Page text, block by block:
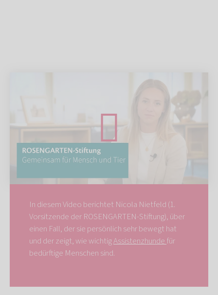
In diesem Video berichtet Nicola Nietfeld (1.
Vorsitzende der ROSENGARTEN-Stiftung), über
einen Fall, der sie persönlich sehr bewegt hat
und der zeigt, wie wichtigAssistenzhunde für
bedürftige Menschen sind.